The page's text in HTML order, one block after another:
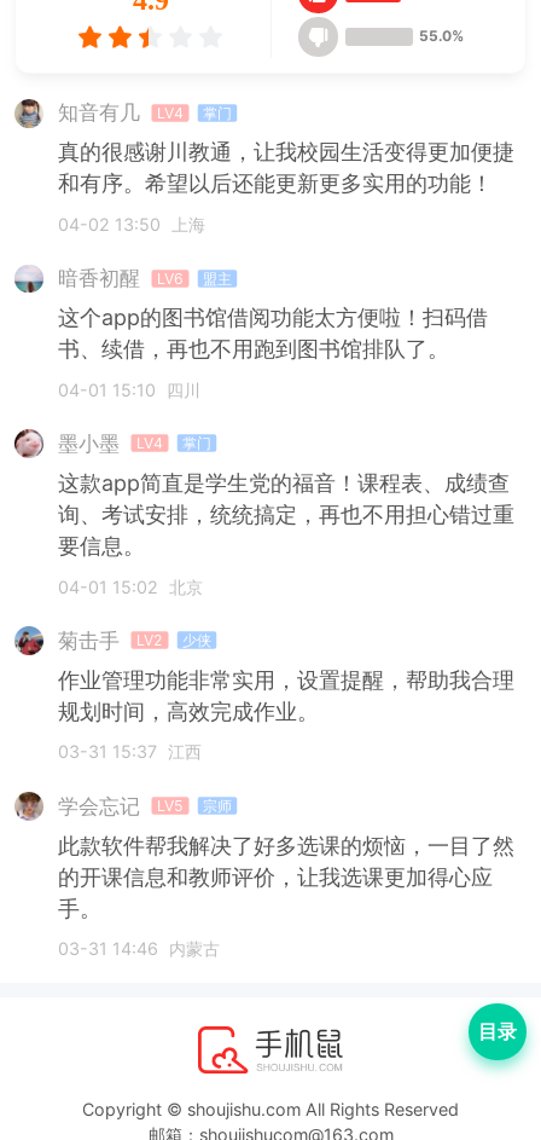
55.0%
知音有几 LV4 掌门
真的很感谢川教通，让我校园生活变得更加便捷
和有序。希望以后还能更新更多实用的功能！
04-02 13:50 上海
暗香初醒 LV6 盟主
这个app的图书馆借阅功能太方便啦！扫码借
书、续借，再也不用跑到图书馆排队了。
04-01 15:10 四川
墨小墨 LV4 掌门
这款app简直是学生党的福音！课程表、成绩查
询、考试安排，统统搞定，再也不用担心错过重
要信息。
04-01 15:02 北京
菊击手 LV2 少侠
作业管理功能非常实用，设置提醒，帮助我合理
规划时间，高效完成作业。
03-31 15:37 江西
学会忘记 LV5 宗师
此款软件帮我解决了好多选课的烦恼，一目了然
的开课信息和教师评价，让我选课更加得心应
手。
03-31 14:46 内蒙古
目录
Copyright © shoujishu.com All Rights Reserved
邮箱：shoujishucom@163.com